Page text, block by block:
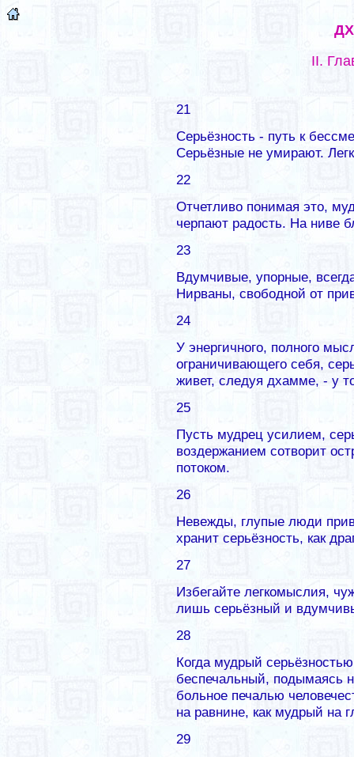
II.
21
Серьёзность - путь к
Серьёзные не умирают.
22
Отчетливо понимая это,
черпают радость. На ниве
23
Вдумчивые, упорные,
Нирваны, свободной от
24
У энергичного, полного
ограничивающего себя,
живет, следуя дхамме, - у
25
Пусть мудрец усилием,
воздержанием сотворит
потоком.
26
Невежды, глупые люди
хранит серьёзность, как
27
Избегайте легкомыслия,
лишь серьёзный и
28
Когда мудрый
беспечальный, подымаясь
больное печалью
на равнине, как мудрый на
29